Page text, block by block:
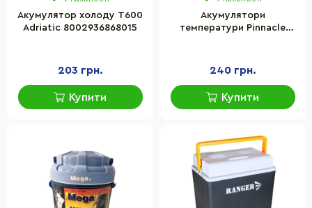
Акумулятор холоду T600
Adriatic 8002936868015
203 грн.
Купити
Акумулятори
температури Pinnacle
240 грн.
Купити